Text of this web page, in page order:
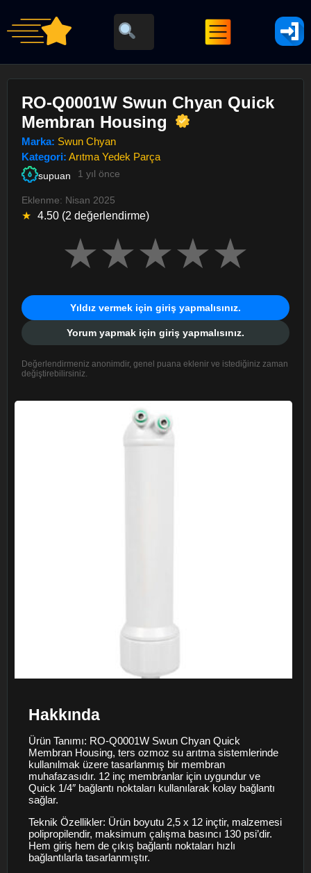
RO-Q0001W Swun Chyan Quick
Membran Housing
Marka: Swun Chyan
Kategori: Arıtma Yedek Parça
supuan 1 yıl önce
Eklenme: Nisan 2025
★ 4.50 (2 değerlendirme)
★★★★★
Yıldız vermek için giriş yapmalısınız.
Yorum yapmak için giriş yapmalısınız.
Değerlendirmeniz anonimdir, genel puana eklenir ve istediğiniz zaman
değiştirebilirsiniz.
Hakkında
Ürün Tanımı: RO-Q0001W Swun Chyan Quick
Membran Housing, ters ozmoz su arıtma sistemlerinde
kullanılmak üzere tasarlanmış bir membran
muhafazasıdır. 12 inç membranlar için uygundur ve
Quick 1/4″ bağlantı noktaları kullanılarak kolay bağlantı
sağlar.
Teknik Özellikler: Ürün boyutu 2,5 x 12 inçtir, malzemesi
polipropilendir, maksimum çalışma basıncı 130 psi’dir.
Hem giriş hem de çıkış bağlantı noktaları hızlı
bağlantılarla tasarlanmıştır.